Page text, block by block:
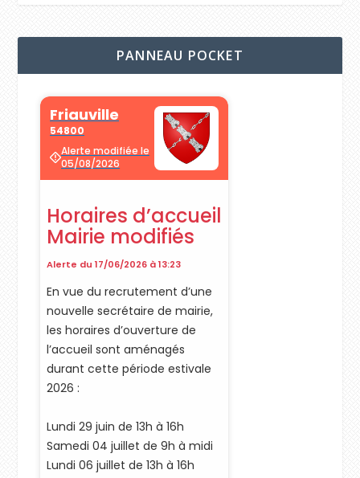
PANNEAU POCKET